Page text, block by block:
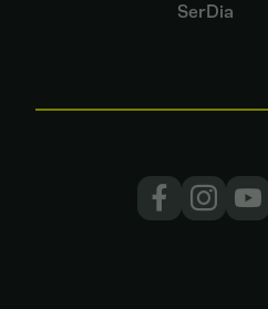
SerDia